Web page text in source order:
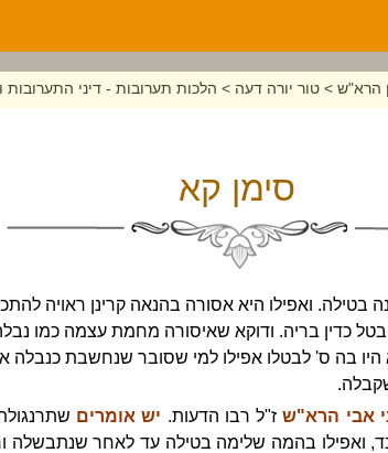
הרא"ש > טור יורה דעה > הלכות תערובות - דיני התערובות
סימן קא
בטילה. ואפילו היא אסורה בהנאה קרינן ראויה
כדין בריה. ודוקא שאיסורה מחמת עצמה כמו
בה ס' לבטלו אפילו למי שסובר שנחשבת כנבלה
אבי הרא"שז"ל רבו הדעות. יש אומרים
ואפילו בהמה שלימה בטילה עד לאחר שנתבשלה